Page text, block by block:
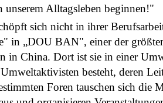
unserem Alltagsleben beginnen!"
sich nicht in ihrer
in „DOU BAN", einer der
in China. Dort ist sie in einer
besteht, deren
Foren tauschen sich die